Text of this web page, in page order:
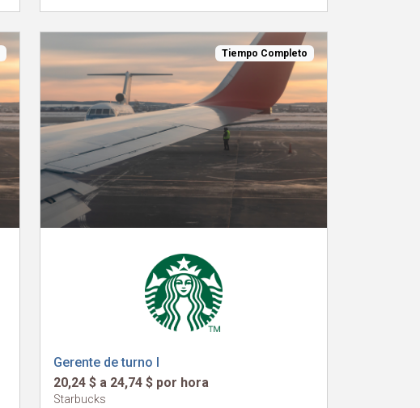
Tiempo Completo
Gerente de turno I
20,24 $ a 24,74 $ por hora
Starbucks